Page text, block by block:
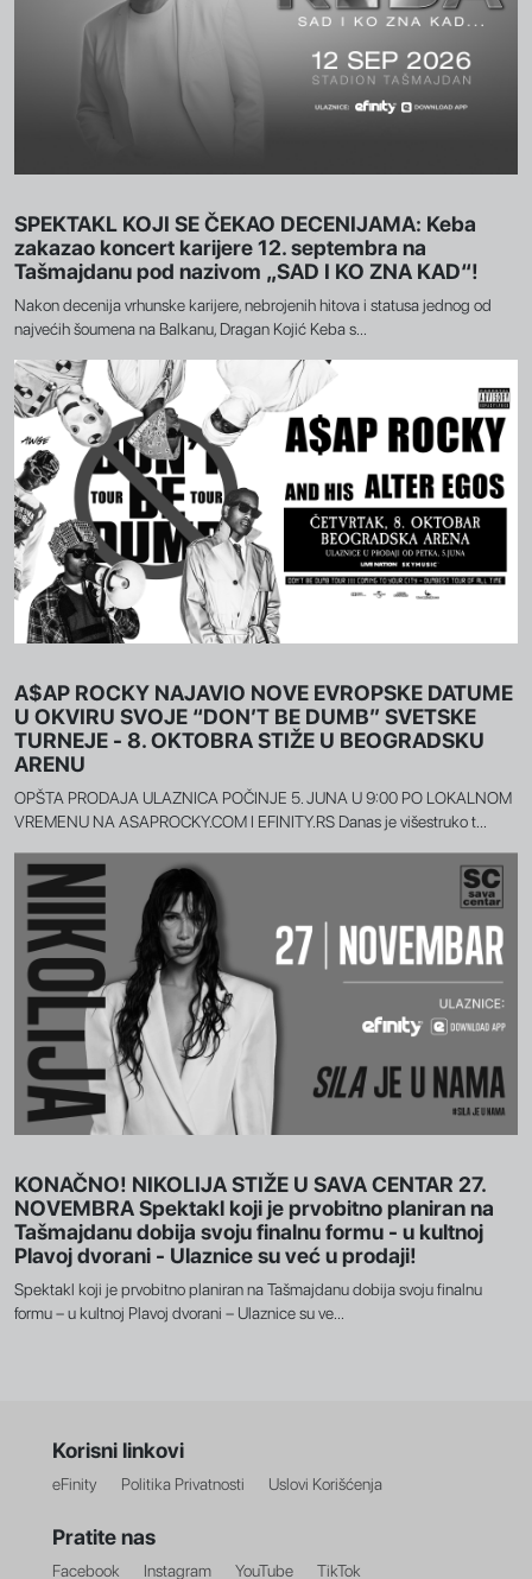
SPEKTAKL KOJI SE ČEKAO DECENIJAMA: Keba
zakazao koncert karijere 12. septembra na
Tašmajdanu pod nazivom „SAD I KO ZNA KAD“!
Nakon decenija vrhunske karijere, nebrojenih hitova i statusa jednog od
najvećih šoumena na Balkanu, Dragan Kojić Keba s...
A$AP ROCKY NAJAVIO NOVE EVROPSKE DATUME
U OKVIRU SVOJE “DON’T BE DUMB” SVETSKE
TURNEJE - 8. OKTOBRA STIŽE U BEOGRADSKU
ARENU
OPŠTA PRODAJA ULAZNICA POČINJE 5. JUNA U 9:00 PO LOKALNOM
VREMENU NA ASAPROCKY.COM I EFINITY.RS Danas je višestruko t...
KONAČNO! NIKOLIJA STIŽE U SAVA CENTAR 27.
NOVEMBRA Spektakl koji je prvobitno planiran na
Tašmajdanu dobija svoju finalnu formu - u kultnoj
Plavoj dvorani - Ulaznice su već u prodaji!
Spektakl koji je prvobitno planiran na Tašmajdanu dobija svoju finalnu
formu – u kultnoj Plavoj dvorani – Ulaznice su ve...
Korisni linkovi
eFinity Politika Privatnosti Uslovi Korišćenja
Pratite nas
Facebook Instagram YouTube TikTok